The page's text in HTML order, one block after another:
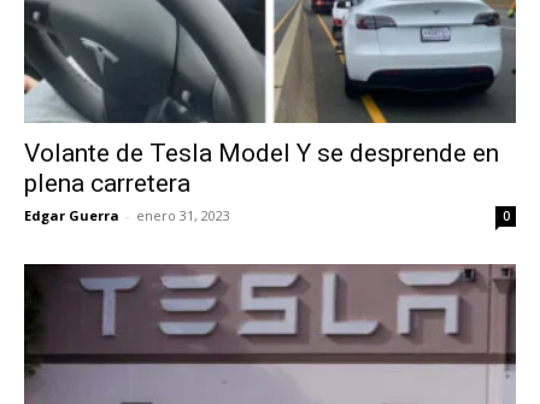
Volante de Tesla Model Y se desprende en
plena carretera
Edgar Guerra - enero 31, 2023 0